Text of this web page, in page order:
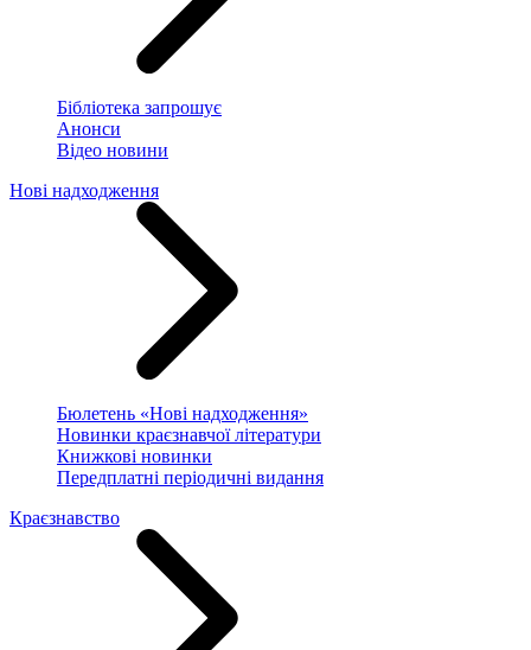
Бібліотека запрошує
Анонси
Відео новини
Нові надходження
Бюлетень «Нові надходження»
Новинки краєзнавчої літератури
Книжкові новинки
Передплатні періодичні видання
Краєзнавство